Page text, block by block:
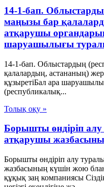
14-1-бап.
маңызы бар
атқарушы
шаруашылығы
14-1-бап. Облыстардың
қалалардың, астананың)
құзыретіБал ара
(республикалық...
Толық оқу »
Борышты өндіріп
атқарушы
Борышты өндіріп алу
жазбасының күшін жою
құқық заң компаниясы